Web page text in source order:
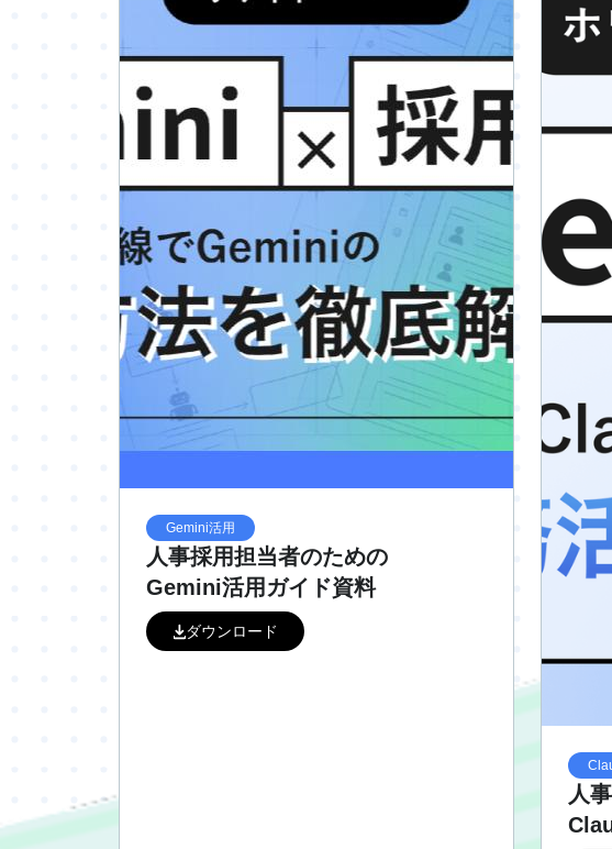
Gemini活用
人事採用担当者のための
Gemini活用ガイド資料
ダウンロード
人